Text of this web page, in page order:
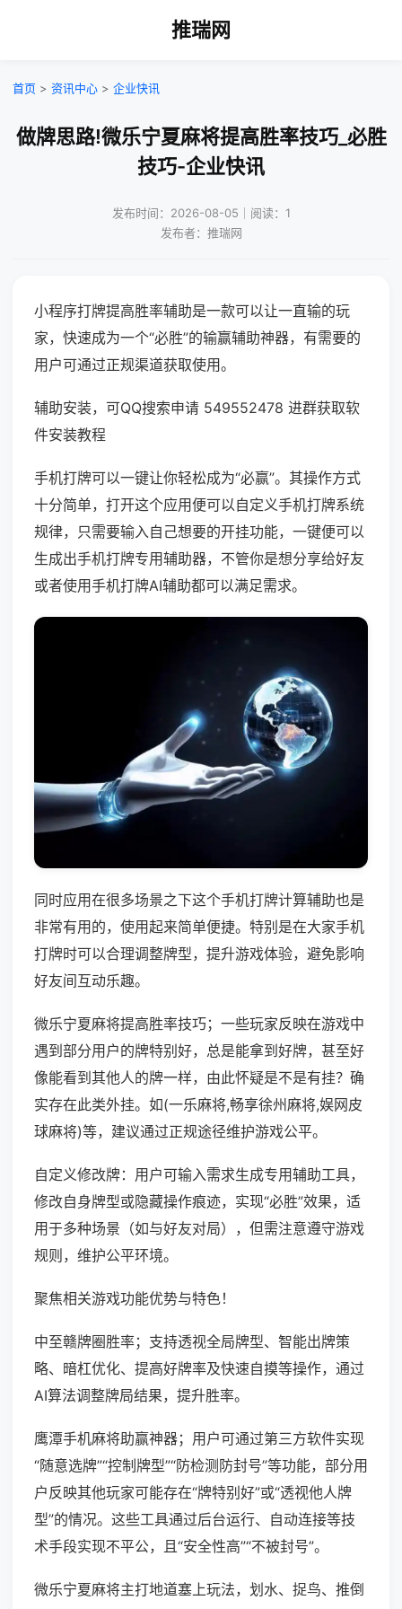
推瑞网
首页 > 资讯中心 > 企业快讯
做牌思路!微乐宁夏麻将提高胜率技巧_必胜
技巧-企业快讯
发布时间：2026-08-05｜阅读：1
发布者：推瑞网
小程序打牌提高胜率辅助是一款可以让一直输的玩
家，快速成为一个“必胜”的输赢辅助神器，有需要的
用户可通过正规渠道获取使用。
辅助安装，可QQ搜索申请 549552478 进群获取软
件安装教程
手机打牌可以一键让你轻松成为“必赢”。其操作方式
十分简单，打开这个应用便可以自定义手机打牌系统
规律，只需要输入自己想要的开挂功能，一键便可以
生成出手机打牌专用辅助器，不管你是想分享给好友
或者使用手机打牌AI辅助都可以满足需求。
同时应用在很多场景之下这个手机打牌计算辅助也是
非常有用的，使用起来简单便捷。特别是在大家手机
打牌时可以合理调整牌型，提升游戏体验，避免影响
好友间互动乐趣。
微乐宁夏麻将提高胜率技巧；一些玩家反映在游戏中
遇到部分用户的牌特别好，总是能拿到好牌，甚至好
像能看到其他人的牌一样，由此怀疑是不是有挂？确
实存在此类外挂。如(一乐麻将,畅享徐州麻将,娱网皮
球麻将)等，建议通过正规途径维护游戏公平。
自定义修改牌：用户可输入需求生成专用辅助工具，
修改自身牌型或隐藏操作痕迹，实现“必胜”效果，适
用于多种场景（如与好友对局），但需注意遵守游戏
规则，维护公平环境。
聚焦相关游戏功能优势与特色！
中至赣牌圈胜率；支持透视全局牌型、智能出牌策
略、暗杠优化、提高好牌率及快速自摸等操作，通过
AI算法调整牌局结果，提升胜率。
鹰潭手机麻将助赢神器；用户可通过第三方软件实现
“随意选牌”“控制牌型”“防检测防封号”等功能，部分用
户反映其他玩家可能存在“牌特别好”或“透视他人牌
型”的情况。这些工具通过后台运行、自动连接等技
术手段实现不平公，且“安全性高”“不被封号”。
微乐宁夏麻将主打地道塞上玩法，划水、捉鸟、推倒